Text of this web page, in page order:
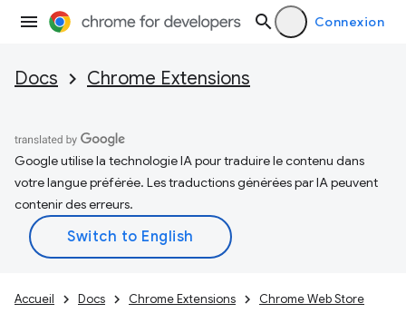
Connexion
Docs Chrome Extensions
Google utilise la technologie IA pour traduire le contenu dans
votre langue préférée. Les traductions générées par IA peuvent
contenir des erreurs.
Accueil Docs Chrome Extensions Chrome Web Store